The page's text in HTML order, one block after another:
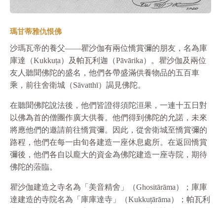
瑪甘蒂雅仇恨佛
沙瑪瓦帝的養父——瞿沙伽有兩位憍賞彌的朋友，名為庫
庫達（Kukkuṭa）及帕瓦利迦（Pāvārika）。瞿沙伽及兩位
友人聽聞佛陀的盛名，他們各帶盛滿供養物品的五百車
乘，前往舍衛城（Sāvatthī）謁見佛陀。
在聽聞佛陀說法後，他們皆證得須陀洹果，一連十五日對
以佛為首的僧團作廣大供養。他們得到佛陀的允諾，未來
將應他們的邀請前往憍賞彌。因此，從舍衛城至憍賞彌的
路程，他們在每一由旬各建造一座休息處所。在返回憍賞
彌後，他們各自以龐大的資金為佛陀建造一座寺院，期待
佛陀的蒞臨。
瞿沙伽建造之寺名為「美音精舍」（Ghositārāma）；庫庫
達建造的寺院名為「庫庫達寺」（Kukkuṭārāma）；帕瓦利